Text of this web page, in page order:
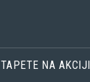
TAPETE NA AKCIJI